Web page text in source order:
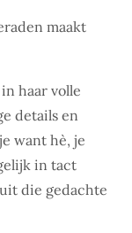
maakt
haar volle
details en
want hè, je
in tact
die gedachte